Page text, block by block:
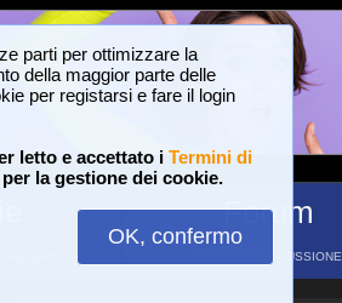
parti per ottimizzare la
della maggior parte delle
per registarsi e fare il login
letto e accettato i Termini di
la gestione dei cookie.
OK, confermo
Forum
FORUM DI DISCUSSIONE